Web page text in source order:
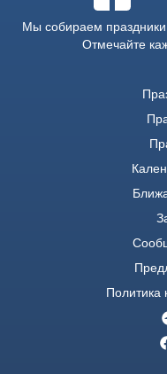
Мы собираем
Отмечайте
Политика